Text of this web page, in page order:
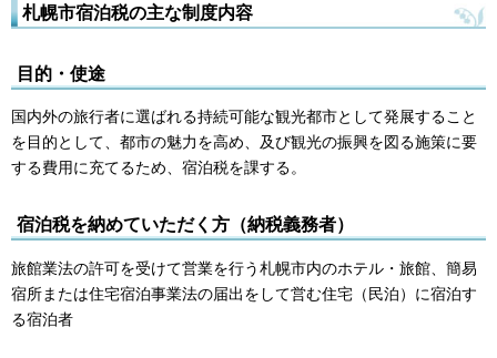
札幌市宿泊税の主な制度内容
目的・使途
国内外の旅行者に選ばれる持続可能な観光都市として発展すること
を目的として、都市の魅力を高め、及び観光の振興を図る施策に要
する費用に充てるため、宿泊税を課する。
宿泊税を納めていただく方（納税義務者）
旅館業法の許可を受けて営業を行う札幌市内のホテル・旅館、簡易
宿所または住宅宿泊事業法の届出をして営む住宅（民泊）に宿泊す
る宿泊者